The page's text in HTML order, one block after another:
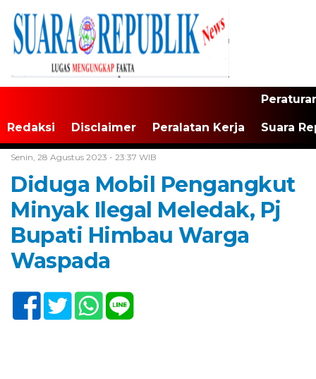
Redaksi Disclaimer Peralatan Kerja Suara
Senin, 28 Agustus 2023 - 23:37 WIB
Diduga Mobil Pengangkut
Minyak Ilegal Meledak, Pj
Bupati Himbau Warga
Waspada